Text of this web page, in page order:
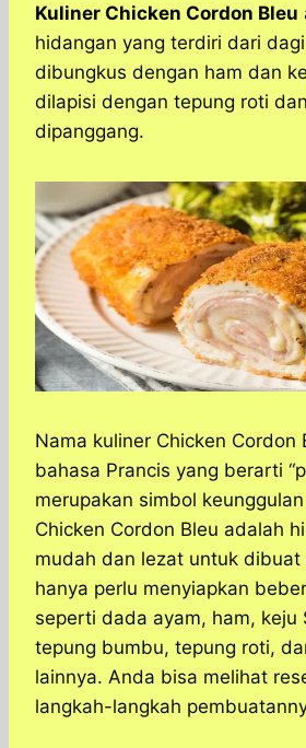
a
t
A
p
p
c
e
b
o
o
k
s
s
n
g
e
l
e
g
r
a
y
p
n
e
Kuliner Chicken Cordon Bleu
hidangan yang terdiri dari
dibungkus dengan ham dan
dilapisi dengan tepung roti
dipanggang.
Nama kuliner Chicken Cordon
bahasa Prancis yang berarti
merupakan simbol
Chicken Cordon Bleu adalah
mudah dan lezat untuk dibuat
hanya perlu menyiapkan
seperti dada ayam, ham, keju
tepung bumbu, tepung roti,
lainnya. Anda bisa melihat
langkah-langkah